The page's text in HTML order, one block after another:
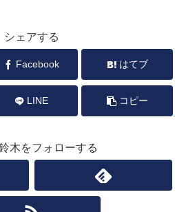
シェアする
Facebook はてブ
LINE コピー
木をフォローする